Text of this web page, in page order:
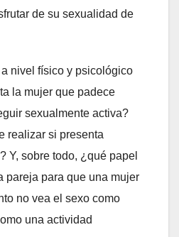
de su sexualidad de
nivel físico y psicológico
la mujer que padece
sexualmente activa?
realizar si presenta
Y, sobre todo, ¿qué papel
pareja para que una mujer
no vea el sexo como
una actividad